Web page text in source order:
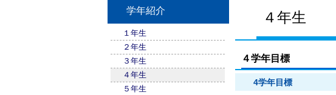
学年紹介
１年生
２年生
３年生
４年生
５年生
４年生
４学年目標
4学年目標